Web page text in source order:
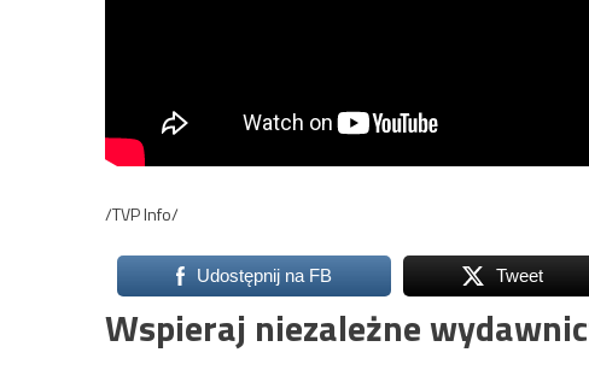
/TVP Info/
Udostępnij na FB Tweet
Wspieraj niezależne